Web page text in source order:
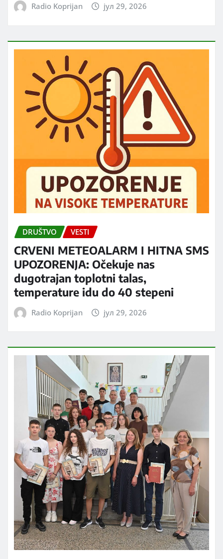
Radio Koprijan јул 29, 2026
DRUŠTVO VESTI
CRVENI METEOALARM I HITNA SMS
UPOZORENJA: Očekuje nas
dugotrajan toplotni talas,
temperature idu do 40 stepeni
Radio Koprijan јул 29, 2026